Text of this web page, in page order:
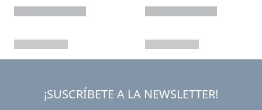
¡SUSCRÍBETE A LA NEWSLETTER!